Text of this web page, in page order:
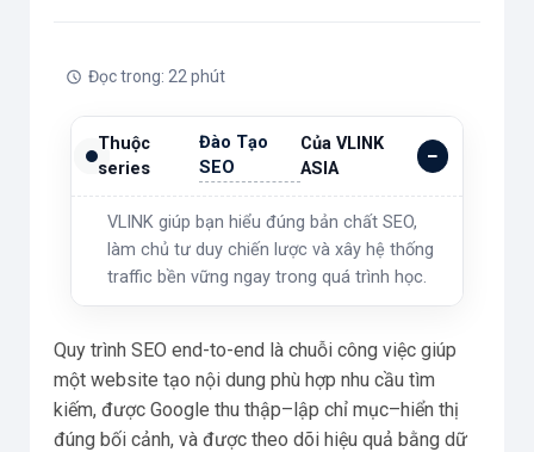
Đọc trong: 22 phút
Thuộc
series
Đào Tạo
SEO
Của VLINK
ASIA
VLINK giúp bạn hiểu đúng bản chất SEO,
làm chủ tư duy chiến lược và xây hệ thống
traffic bền vững ngay trong quá trình học.
Quy trình SEO end-to-end là chuỗi công việc giúp
một website tạo nội dung phù hợp nhu cầu tìm
kiếm, được Google thu thập–lập chỉ mục–hiển thị
đúng bối cảnh, và được theo dõi hiệu quả bằng dữ